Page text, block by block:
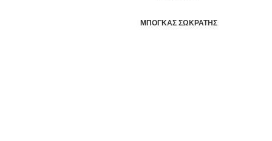
ΜΠΟΓΚΑΣ ΣΩΚΡΑΤΗΣ